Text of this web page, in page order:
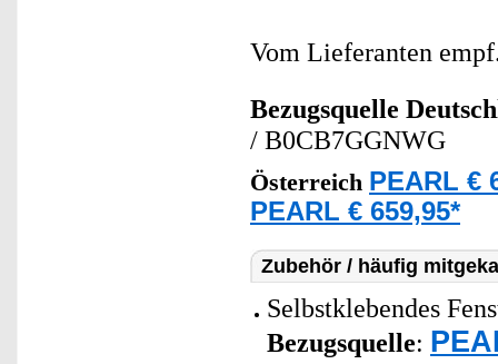
Vom Lieferanten
Bezugsquelle
/ B0CB7GGNWG
Österreich PEARL €
PEARL € 659,95*
Zubehör / häufig
Selbstklebendes
Bezugsquelle: